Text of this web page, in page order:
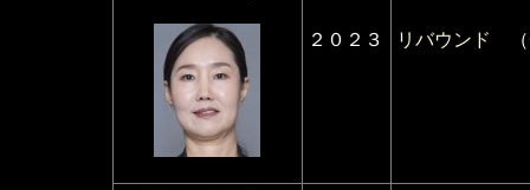
２０２３ リバウンド （